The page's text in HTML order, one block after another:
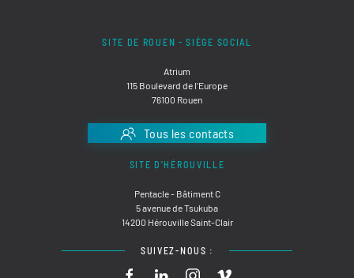
SITE DE ROUEN - SIÈGE SOCIAL
Atrium
115 Boulevard de l'Europe
76100 Rouen
Tous les contacts
SITE D'HÉROUVILLE
Pentacle - Bâtiment C
5 avenue de Tsukuba
14200 Hérouville Saint-Clair
SUIVEZ-NOUS :